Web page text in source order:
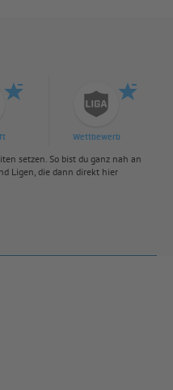
Wettbewerb
setzen. So bist du ganz nah an
Ligen, die dann direkt hier